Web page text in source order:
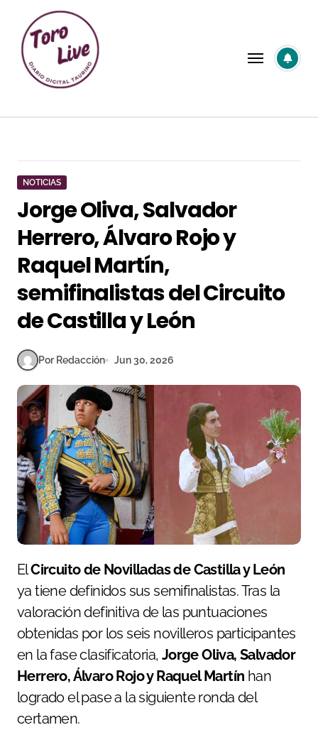
contenido
NOTICIAS
Jorge Oliva, Salvador
Herrero, Álvaro Rojo y
Raquel Martín,
semifinalistas del Circuito
de Castilla y León
Por Redacción Jun 30, 2026
ElCircuito de Novilladas de Castilla y León
ya tiene definidos sus semifinalistas. Tras la
valoración definitiva de las puntuaciones
obtenidas por los seis novilleros participantes
en la fase clasificatoria, Jorge Oliva, Salvador
Herrero, Álvaro Rojo y Raquel Martín han
logrado el pase a la siguiente ronda del
certamen.